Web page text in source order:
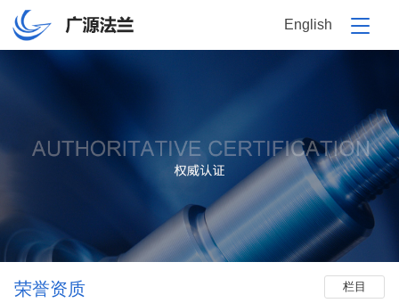
English
栏目
荣誉资质